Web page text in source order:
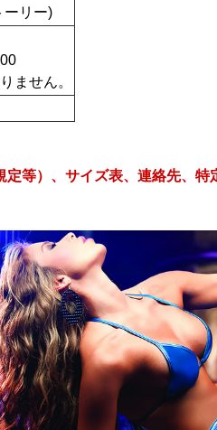
ーリー)
ません。
等）、サイズ表、連絡先、特